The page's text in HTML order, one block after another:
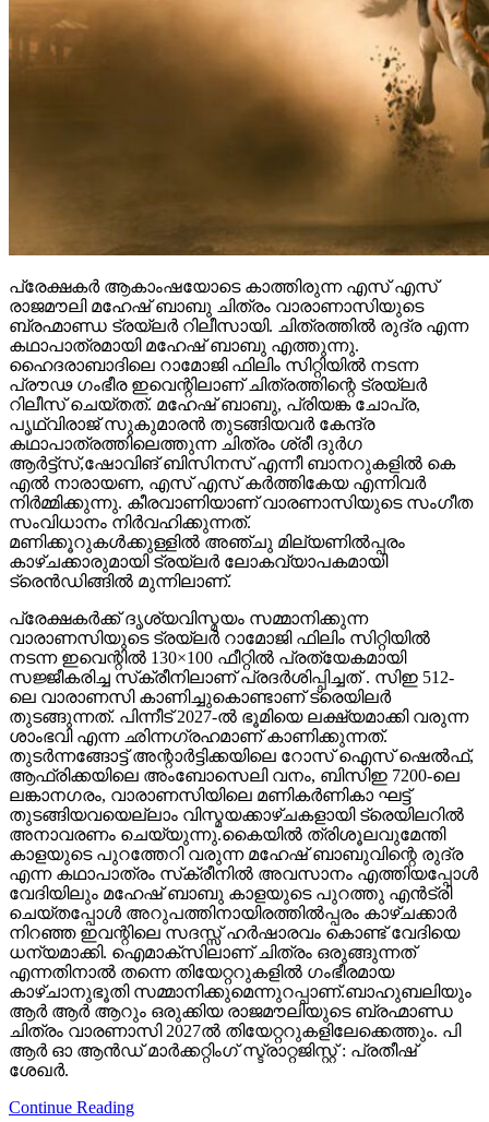
പ്രേക്ഷകർ ആകാംഷയോടെ കാത്തിരുന്ന എസ് എസ്
രാജമൗലി മഹേഷ് ബാബു ചിത്രം വാരാണാസിയുടെ
ബ്രഹ്മാണ്ഡ ട്രയ്ലർ റിലീസായി. ചിത്രത്തിൽ രുദ്ര എന്ന
കഥാപാത്രമായി മഹേഷ് ബാബു എത്തുന്നു.
ഹൈദരാബാദിലെ റാമോജി ഫിലിം സിറ്റിയിൽ നടന്ന
പ്രൗഢ ഗംഭീര ഇവെന്റിലാണ് ചിത്രത്തിന്റെ ട്രയ്ലർ
റിലീസ് ചെയ്തത്. മഹേഷ് ബാബു, പ്രിയങ്ക ചോപ്ര,
പൃഥ്വിരാജ് സുകുമാരൻ തുടങ്ങിയവർ കേന്ദ്ര
കഥാപാത്രത്തിലെത്തുന്ന ചിത്രം ശ്രീ ദുർഗ
ആർട്ട്സ്,ഷോവിങ് ബിസിനസ് എന്നീ ബാനറുകളിൽ കെ
എൽ നാരായണ, എസ് എസ് കർത്തികേയ എന്നിവർ
നിർമ്മിക്കുന്നു. കീരവാണിയാണ് വാരണാസിയുടെ സംഗീത
സംവിധാനം നിർവഹിക്കുന്നത്.
മണിക്കൂറുകൾക്കുള്ളിൽ അഞ്ചു മില്യണിൽപ്പരം
കാഴ്ചക്കാരുമായി ട്രയ്ലർ ലോകവ്യാപകമായി
ട്രെൻഡിങ്ങിൽ മുന്നിലാണ്.
പ്രേക്ഷകർക്ക് ദൃശ്യവിസ്മയം സമ്മാനിക്കുന്ന
വാരാണസിയുടെ ട്രയ്ലർ റാമോജി ഫിലിം സിറ്റിയിൽ
നടന്ന ഇവെന്റിൽ 130×100 ഫീറ്റിൽ പ്രത്യേകമായി
സജ്ജീകരിച്ച സ്‌ക്രീനിലാണ് പ്രദർശിപ്പിച്ചത് . സിഇ 512-
ലെ വാരാണസി കാണിച്ചുകൊണ്ടാണ് ട്രെയിലര്‍
തുടങ്ങുന്നത്. പിന്നീട് 2027-ല്‍ ഭൂമിയെ ലക്ഷ്യമാക്കി വരുന്ന
ശാംഭവി എന്ന ഛിന്നഗ്രഹമാണ് കാണിക്കുന്നത്.
തുടര്‍ന്നങ്ങോട്ട് അന്റാര്‍ട്ടിക്കയിലെ റോസ് ഐസ് ഷെല്‍ഫ്,
ആഫ്രിക്കയിലെ അംബോസെലി വനം, ബിസിഇ 7200-ലെ
ലങ്കാനഗരം, വാരാണസിയിലെ മണികര്‍ണികാ ഘട്ട്
തുടങ്ങിയവയെല്ലാം വിസ്മയക്കാഴ്ചകളായി ട്രെയിലറില്‍
അനാവരണം ചെയ്യുന്നു.കൈയില്‍ ത്രിശൂലവുമേന്തി
കാളയുടെ പുറത്തേറി വരുന്ന മഹേഷ് ബാബുവിന്റെ രുദ്ര
എന്ന കഥാപാത്രം സ്‌ക്രീനിൽ അവസാനം എത്തിയപ്പോൾ
വേദിയിലും മഹേഷ് ബാബു കാളയുടെ പുറത്തു എൻട്രി
ചെയ്തപ്പോൾ അറുപത്തിനായിരത്തിൽപ്പരം കാഴ്ചക്കാർ
നിറഞ്ഞ ഇവന്റിലെ സദസ്സ് ഹർഷാരവം കൊണ്ട് വേദിയെ
ധന്യമാക്കി. ഐമാക്‌സിലാണ് ചിത്രം ഒരുങ്ങുന്നത്
എന്നതിനാല്‍ തന്നെ തിയേറ്ററുകളില്‍ ഗംഭീരമായ
കാഴ്ചാനുഭൂതി സമ്മാനിക്കുമെന്നുറപ്പാണ്.ബാഹുബലിയും
ആർ ആർ ആറും ഒരുക്കിയ രാജമൗലിയുടെ ബ്രഹ്മാണ്ഡ
ചിത്രം വാരണാസി 2027ൽ തിയേറ്ററുകളിലേക്കെത്തും. പി
ആർ ഓ ആൻഡ് മാർക്കറ്റിംഗ് സ്ട്രാറ്റജിസ്റ്റ് : പ്രതീഷ്
ശേഖർ.
Continue Reading